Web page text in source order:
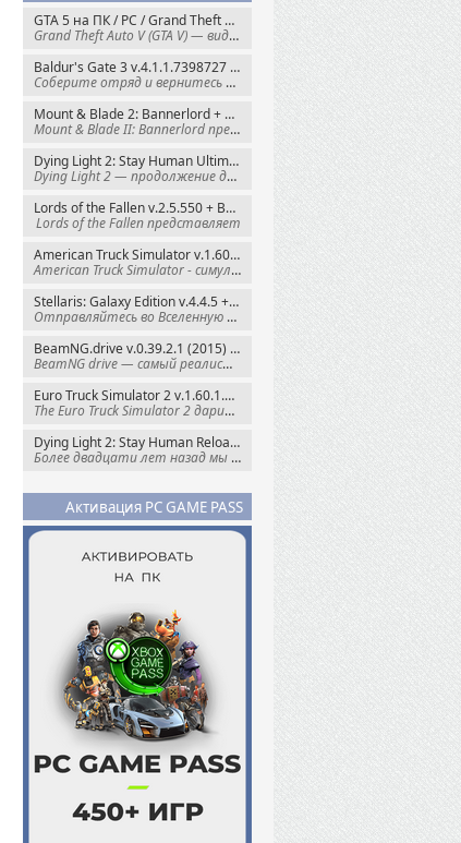
GTA 5 на ПК / PC / Grand Theft Auto V: Premium Edition (2015) Steam-Rip
Grand Theft Auto V (GTA V) — видеоигра из
Baldur's Gate 3 v.4.1.1.7398727 + Все DLC (2023) GOG-Rip
Соберите отряд и вернитесь в Забытые
Mount & Blade 2: Bannerlord + War Sails v.1.4.7.117484 (2025) GOG
Mount & Blade II: Bannerlord представляет
Dying Light 2: Stay Human Ultimate Edition v.1.29.0 + Все DLC (2022) Пиратка
Dying Light 2 — продолжение динамичного
Lords of the Fallen v.2.5.550 + Все DLC (2023) Пиратка
Lords of the Fallen представляет
American Truck Simulator v.1.60.1.8s + Все DLC (2016) Пиратка
American Truck Simulator - симулятор
Stellaris: Galaxy Edition v.4.4.5 + Все DLC (2016) Пиратка
Отправляйтесь во Вселенную полную чудес и
BeamNG.drive v.0.39.2.1 (2015) RePack
BeamNG drive — самый реалистичный
Euro Truck Simulator 2 v.1.60.1.7s + Все DLC (2012) Пиратка
The Euro Truck Simulator 2 дарит вам опыт
Dying Light 2: Stay Human Reloaded Edition v.1.28.3 + Все DLC (2022) RePack
Более двадцати лет назад мы пытались
Активация PC GAME PASS